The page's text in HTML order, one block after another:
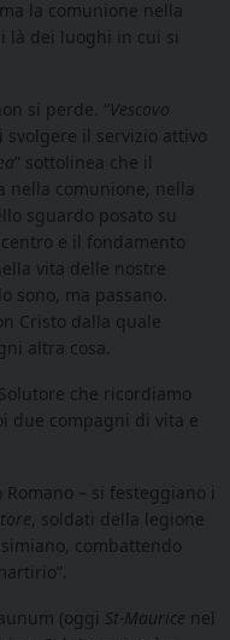
la comunione nella
là dei luoghi in cui si
si perde. “Vescovo
svolgere il servizio attivo
” sottolinea che il
nella comunione, nella
sguardo posato su
e il fondamento
vita delle nostre
sono, ma passano.
Cristo dalla quale
altra cosa.
che ricordiamo
due compagni di vita e
– si festeggiano i
, soldati della legione
combattendo
(oggi St-Maurice nel